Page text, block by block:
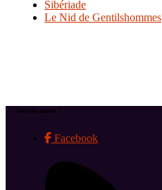
Sibériade
Le Nid de Gentilshommes
Suivez-nous !
Facebook